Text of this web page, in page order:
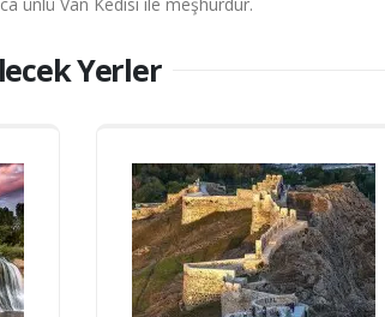
ünlü Van Kedisi ile meşhurdur.
Yerler